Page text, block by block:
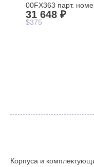
Block Size 6G
pSeries
Power750
00FX363 парт.
31 648 ₽
$375
Корпуса и